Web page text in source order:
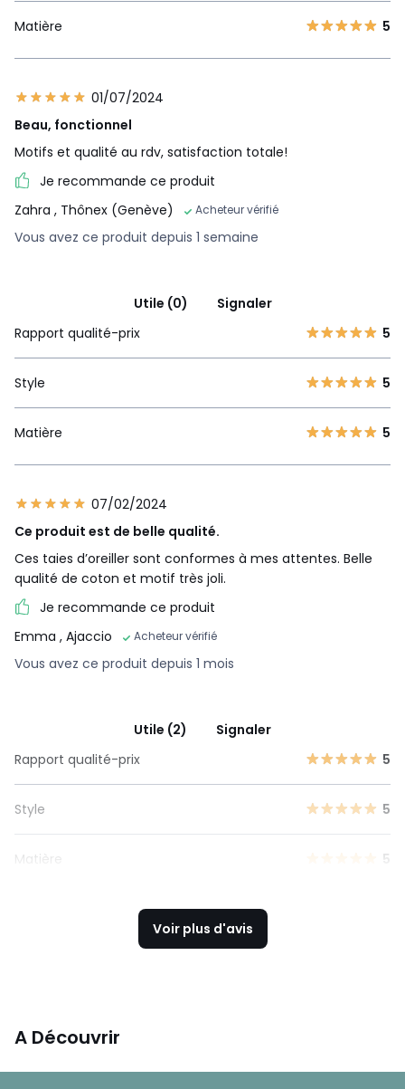
Matière 5
01/07/2024
Beau, fonctionnel
Motifs et qualité au rdv, satisfaction totale!
Je recommande ce produit
Zahra , Thônex (Genève) Acheteur vérifié
Vous avez ce produit depuis 1 semaine
Utile (0)
Signaler
Rapport qualité-prix
5
Style 5
Matière 5
07/02/2024
Ce produit est de belle qualité.
Ces taies d’oreiller sont conformes à mes attentes. Belle
qualité de coton et motif très joli.
Je recommande ce produit
Emma , Ajaccio Acheteur vérifié
Vous avez ce produit depuis 1 mois
Utile (2)
Signaler
Rapport qualité-prix
5
Style 5
Matière 5
Voir plus d'avis
A Découvrir